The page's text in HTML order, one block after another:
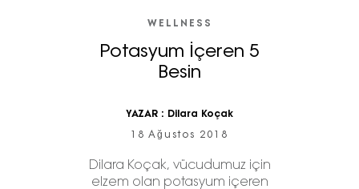
WELLNESS
Potasyum İçeren 5
Besin
YAZAR : Dilara Koçak
18 Ağustos 2018
Dilara Koçak, vücudumuz için
elzem olan potasyum içeren